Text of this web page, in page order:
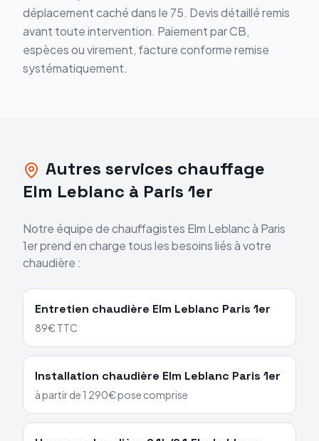
déplacement caché dans le 75. Devis détaillé remis
avant toute intervention. Paiement par CB,
espèces ou virement, facture conforme remise
systématiquement.
Autres services chauffage
Elm Leblanc à Paris 1er
Notre équipe de chauffagistes Elm Leblancà Paris
1erprend en charge tous les besoins liés à votre
chaudière :
Entretien chaudière Elm Leblanc Paris 1er
89€ TTC
Installation chaudière Elm Leblanc Paris 1er
à partir de 1 290€ pose comprise